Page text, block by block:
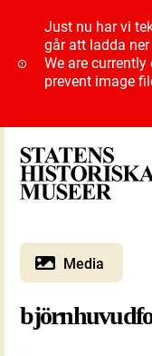
Just nu har vi
går att ladda
We are
prevent image
Media